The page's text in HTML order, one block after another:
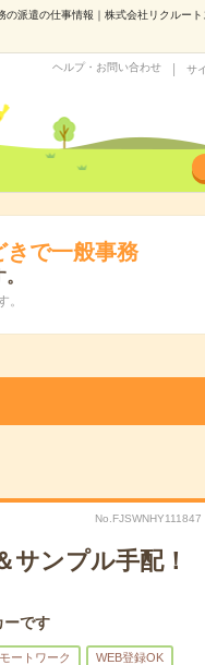
派遣の仕事情報｜株式会社リクルート
ヘルプ・お問い合わせ サ
きで一般事務
。
No.FJSWNHY111847
サンプル手配！
ーです
ートワーク WEB登録OK